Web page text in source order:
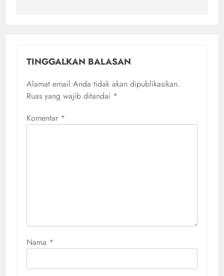
TINGGALKAN BALASAN
Alamat email Anda tidak akan dipublikasikan.
Ruas yang wajib ditandai *
Komentar *
Nama *